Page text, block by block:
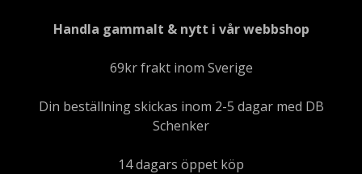
Handla gammalt & nytt i vår webbshop
69kr frakt inom Sverige
Din beställning skickas inom 2-5 dagar med DB
Schenker
14 dagars öppet köp